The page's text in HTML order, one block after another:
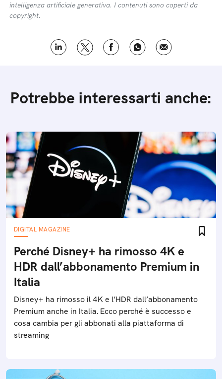
intelligenza artificiale generativa. I contenuti sono coperti da
copyright.
Potrebbe interessarti anche:
DIGITAL MAGAZINE
Perché Disney+ ha rimosso 4K e
HDR dall’abbonamento Premium in
Italia
Disney+ ha rimosso il 4K e l’HDR dall’abbonamento
Premium anche in Italia. Ecco perché è successo e
cosa cambia per gli abbonati alla piattaforma di
streaming